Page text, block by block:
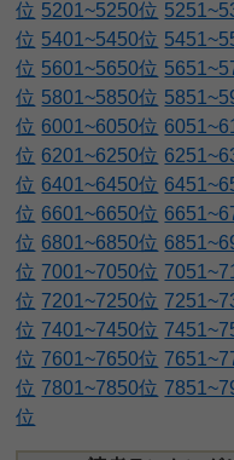
位 5201~5250位
位 5401~5450位
位 5601~5650位
位 5801~5850位
位 6001~6050位
位 6201~6250位
位 6401~6450位
位 6601~6650位
位 6801~6850位
位 7001~7050位
位 7201~7250位
位 7401~7450位
位 7601~7650位
位 7801~7850位
位